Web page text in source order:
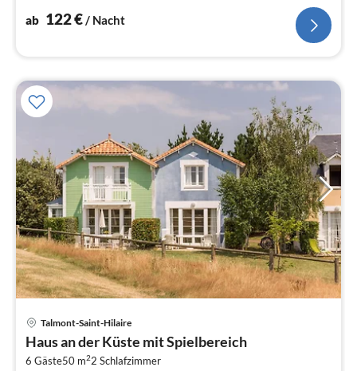
ab 122€/ Nacht
Talmont-Saint-Hilaire
Haus an der Küste mit Spielbereich
6 Gäste50 m22 Schlafzimmer